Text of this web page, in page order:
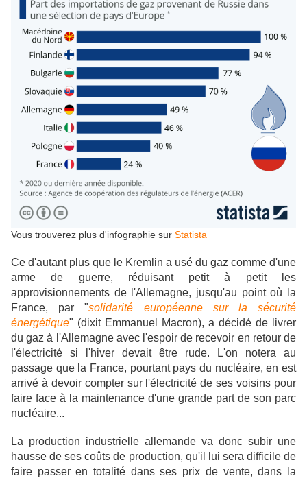
Vous trouverez plus d'infographie sur Statista
Ce d'autant plus que le Kremlin a usé du gaz comme d'une
arme de guerre, réduisant petit à petit les
approvisionnements de l'Allemagne, jusqu'au point où la
France, par "solidarité européenne sur la sécurité
énergétique" (dixit Emmanuel Macron), a décidé de livrer
du gaz à l'Allemagne avec l'espoir de recevoir en retour de
l'électricité si l'hiver devait être rude. L'on notera au
passage que la France, pourtant pays du nucléaire, en est
arrivé à devoir compter sur l'électricité de ses voisins pour
faire face à la maintenance d'une grande part de son parc
nucléaire...
La production industrielle allemande va donc subir une
hausse de ses coûts de production, qu'il lui sera difficile de
faire passer en totalité dans ses prix de vente, dans la